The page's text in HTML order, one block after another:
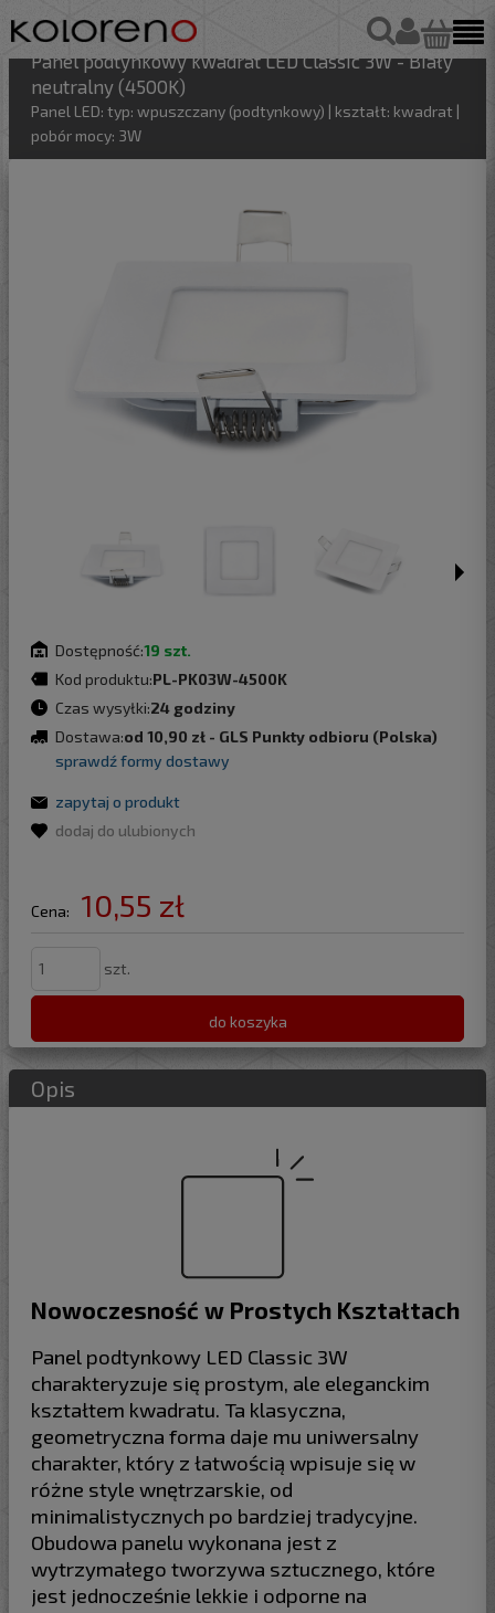
Panel podtynkowy kwadrat LED Classic 3W - Biały
neutralny (4500K)
Panel LED: typ: wpuszczany (podtynkowy) | kształt: kwadrat |
pobór mocy: 3W
Dostępność:19 szt.
Kod produktu:PL-PK03W-4500K
Czas wysyłki:24 godziny
Dostawa:od 10,90 zł - GLS Punkty odbioru (Polska)
sprawdź formy dostawy
zapytaj o produkt
dodaj do ulubionych
Cena: 10,55 zł
szt.
do koszyka
Opis
Nowoczesność w Prostych Kształtach
Panel podtynkowy LED Classic 3W
charakteryzuje się prostym, ale eleganckim
kształtem kwadratu. Ta klasyczna,
geometryczna forma daje mu uniwersalny
charakter, który z łatwością wpisuje się w
różne style wnętrzarskie, od
minimalistycznych po bardziej tradycyjne.
Obudowa panelu wykonana jest z
wytrzymałego tworzywa sztucznego, które
jest jednocześnie lekkie i odporne na